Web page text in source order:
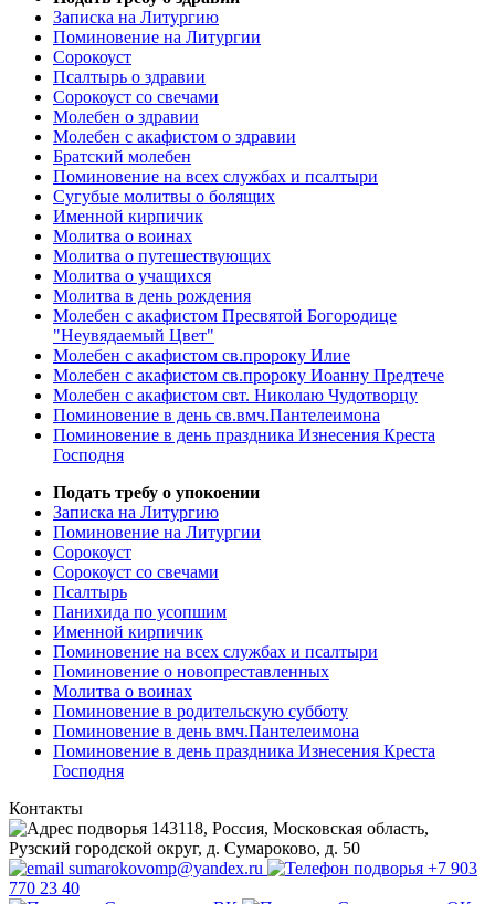
Записка на Литургию
Поминовение на Литургии
Сорокоуст
Псалтырь о здравии
Сорокоуст со свечами
Молебен о здравии
Молебен с акафистом о здравии
Братский молебен
Поминовение на всех службах и псалтыри
Сугубые молитвы о болящих
Именной кирпичик
Молитва о воинах
Молитва о путешествующих
Молитва о учащихся
Молитва в день рождения
Молебен с акафистом Пресвятой Богородице
"Неувядаемый Цвет"
Молебен с акафистом св.пророку Илие
Молебен с акафистом св.пророку Иоанну Предтече
Молебен с акафистом свт. Николаю Чудотворцу
Поминовение в день св.вмч.Пантелеимона
Поминовение в день праздника Изнесения Креста
Господня
Подать требу о упокоении
Записка на Литургию
Поминовение на Литургии
Сорокоуст
Сорокоуст со свечами
Псалтырь
Панихида по усопшим
Именной кирпичик
Поминовение на всех службах и псалтыри
Поминовение о новопреставленных
Молитва о воинах
Поминовение в родительскую субботу
Поминовение в день вмч.Пантелеимона
Поминовение в день праздника Изнесения Креста
Господня
Контакты
143118, Россия, Московская область,
Рузский городской округ, д. Сумароково, д. 50
sumarokovomp@yandex.ru
+7 903
770 23 40